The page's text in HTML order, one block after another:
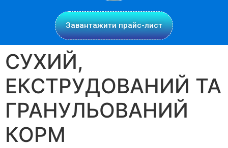
Завантажити прайс-лист
СУХИЙ,
ЕКСТРУДОВАНИЙ ТА
ГРАНУЛЬОВАНИЙ
КОРМ